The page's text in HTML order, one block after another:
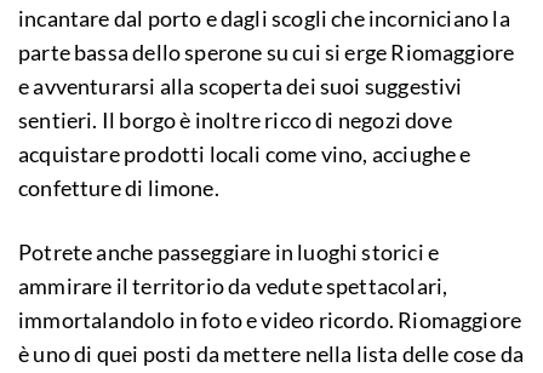
incantare dal porto e dagli scogli che incorniciano la
parte bassa dello sperone su cui si erge Riomaggiore
e avventurarsi alla scoperta dei suoi suggestivi
sentieri. Il borgo è inoltre ricco di negozi dove
acquistare prodotti locali come vino, acciughe e
confetture di limone.
Potrete anche passeggiare in luoghi storici e
ammirare il territorio da vedute spettacolari,
immortalandolo in foto e video ricordo. Riomaggiore
è uno di quei posti da mettere nella lista delle cose da